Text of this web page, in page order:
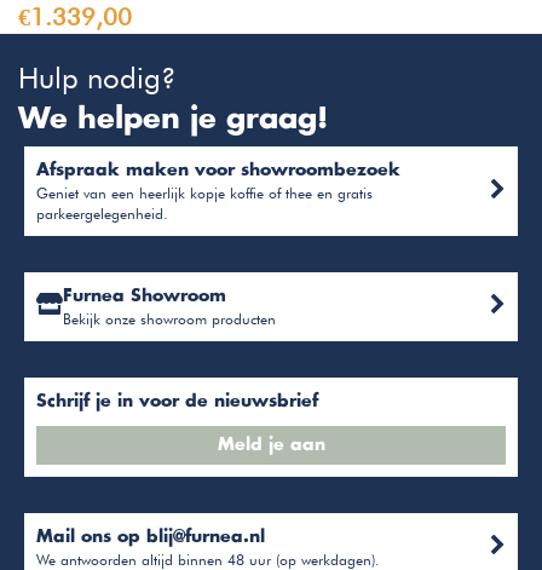
€1.339,00
Hulp nodig?
We helpen je graag!
Afspraak maken voor showroombezoek
Geniet van een heerlijk kopje koffie of thee en gratis
parkeergelegenheid.
Furnea Showroom
Bekijk onze showroom producten
Schrijf je in voor de nieuwsbrief
Meld je aan
Mail ons op blij@furnea.nl
We antwoorden altijd binnen 48 uur (op werkdagen).